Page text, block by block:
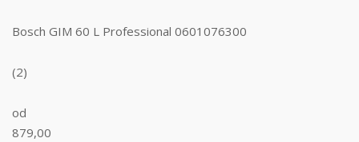
Bosch GIM 60 L Professional 0601076300
(2)
od
879,00